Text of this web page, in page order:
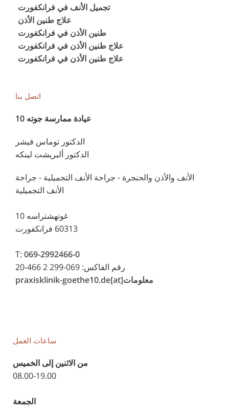
تجميل الأنف في فرانكفورت
علاج طنين الأذن
طنين الأذن في فرانكفورت
علاج طنين الأذن في فرانكفورت
علاج طنين الأذن في فرانكفورت
اتصل بنا
عيادة ممارسة جوته 10
الدكتور توماس فيشر
الدكتور ألبريشت لينكه
الأنف والأذن والحنجرة - جراحة الأنف التجميلية - جراحة
الأنف التجميلية
غوتهشتراسه 10
60313 فرانكفورت
T: 069-2992466-0
رقم الفاكس: 069-299 2 466-20
معلومات[at]praxisklinik-goethe10.de
ساعات العمل
من الاثنين إلى الخميس
08.00-19.00
الجمعة